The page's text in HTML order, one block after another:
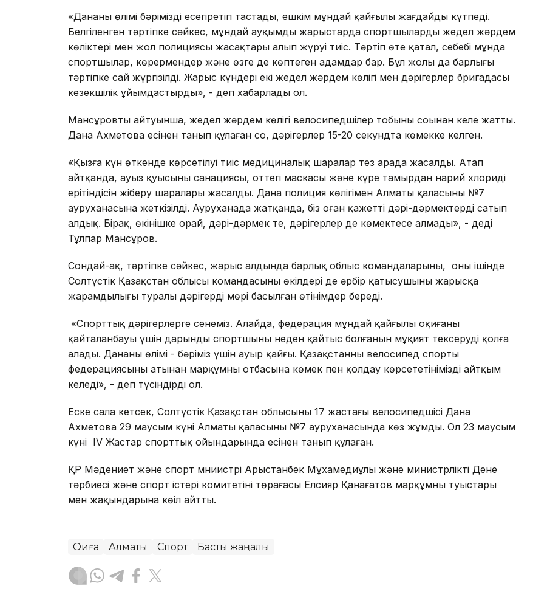
«Дананың өлімі бәрімізді есеңгіретіп тастады, ешкім мұндай қайғылы жағдайды күтпеді.
Белгіленген тәртіпке сәйкес, мұндай ауқымды жарыстарда спортшыларды жедел жәрдем
көліктері мен жол полициясы жасақтары алып жүруі тиіс. Тәртіп өте қатал, себебі мұнда
спортшылар, көрермендер және өзге де көптеген адамдар бар. Бұл жолы да барлығы
тәртіпке сай жүргізілді. Жарыс күндері екі жедел жәрдем көлігі мен дәрігерлер бригадасы
кезекшілік ұйымдастырды», - деп хабарлады ол.
Мансұровтың айтуынша, жедел жәрдем көлігі велосипедшілер тобының соңынан келе жатты.
Дана Ахметова есінен танып құлаған соң, дәрігерлер 15-20 секундта көмекке келген.
«Қызға күн өткенде көрсетілуі тиіс медициналық шаралар тез арада жасалды. Атап
айтқанда, ауыз қуысының санациясы, оттегі маскасы және күре тамырдан нарий хлориді
ерітіндісін жіберу шаралары жасалды. Дана полиция көлігімен Алматы қаласының №7
ауруханасына жеткізілді. Ауруханада жатқанда, біз оған қажетті дәрі-дәрмектерді сатып
алдық. Бірақ, өкінішке орай, дәрі-дәрмек те, дәрігерлер де көмектесе алмады», - деді
Тұлпар Мансұров.
Сондай-ақ, тәртіпке сәйкес, жарыс алдында барлық облыс командаларының, оның ішінде
Солтүстік Қазақстан облысы командасының өкілдері де әрбір қатысушының жарысқа
жарамдылығы туралы дәрігердің мөрі басылған өтінімдер береді.
«Спорттық дәрігерлерге сенеміз. Алайда, федерация мұндай қайғылы оқиғаның
қайталанбауы үшін дарынды спортшының неден қайтыс болғанын мұқият тексеруді қолға
алады. Дананың өлімі - бәріміз үшін ауыр қайғы. Қазақстанның велосипед спорты
федерациясының атынан марқұмның отбасына көмек пен қолдау көрсететінімізді айтқым
келеді», - деп түсіндірді ол.
Еске сала кетсек, Солтүстік Қазақстан облысының 17 жастағы велосипедшісі Дана
Ахметова 29 маусым күні Алматы қаласының №7 ауруханасында көз жұмды. Ол 23 маусым
күні IV Жастар спорттық ойындарында есінен танып құлаған.
ҚР Мәдениет және спорт мниистрі Арыстанбек Мұхамедиұлы және министрліктің Дене
тәрбиесі және спорт істері комитетінің төрағасы Елсияр Қанағатов марқұмның туыстары
мен жақындарына көңіл айтты.
Оқиға Алматы Спорт Басты жаңалық